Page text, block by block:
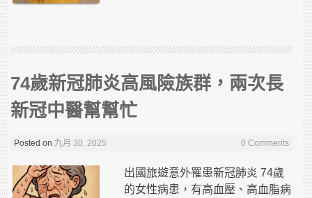
74歲新冠肺炎高風險族群，兩次長
新冠中醫幫幫忙
Posted on 九月 30, 2025 0 Comments
出國旅遊意外罹患新冠肺炎 74歲
的女性病患，有高血壓、高血脂病